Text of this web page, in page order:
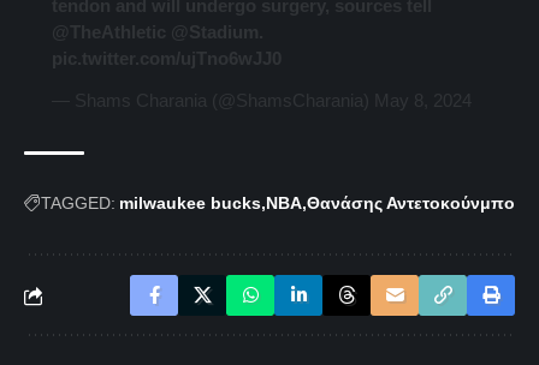
TAGGED: milwaukee bucks NBA Θανάσης Αντετοκούνμπο